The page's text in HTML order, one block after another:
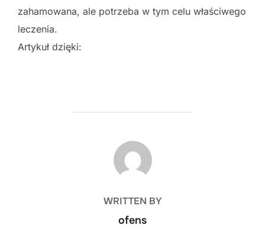
zahamowana, ale potrzeba w tym celu właściwego
leczenia.
Artykuł dzięki:
POST AUTHOR
WRITTEN BY
ofens